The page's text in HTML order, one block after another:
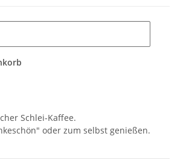
Schlei-Kaffee.
oder zum selbst genießen.